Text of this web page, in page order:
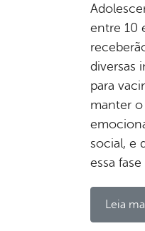
entre 10
diversas
para
manter
social, e
essa
Leia